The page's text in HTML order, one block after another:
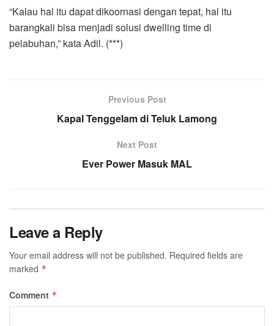
“Kalau hal itu dapat dikoornasi dengan tepat, hal itu
barangkali bisa menjadi solusi dwelling time di
pelabuhan,” kata Adil. (***)
Previous Post
Kapal Tenggelam di Teluk Lamong
Next Post
Ever Power Masuk MAL
Leave a Reply
Your email address will not be published. Required fields are
marked *
Comment *